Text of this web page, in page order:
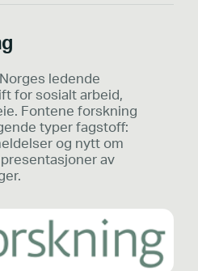
ledende
for sosialt arbeid,
Fontene forskning
typer fagstoff:
og nytt om
av